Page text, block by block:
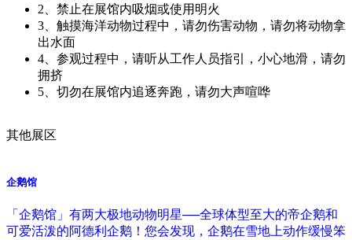
2、禁止在展馆内吸烟或使用明火
3、触摸海洋动物过程中，请勿伤害动物，请勿将动物拿
出水面
4、参观过程中，请听从工作人员指引，小心地滑，请勿
拥挤
5、切勿在展馆内追逐奔跑，请勿大声喧哗
其他展区
企鹅馆
「企鹅馆」有两大极地动物明星──全球体型至大的帝企鹅和
可爱活泼的阿德利企鹅！您会发现，企鹅在雪地上动作缓慢笨